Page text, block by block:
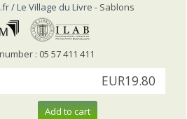
/ Le Village du Livre - Sablons
: 05 57 411 411
EUR19.80
Add to cart